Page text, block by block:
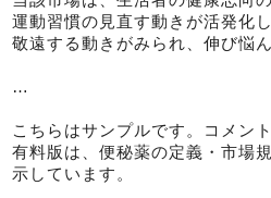
運動習慣の見直す動きが活発化
敬遠する動きがみられ、伸び悩ん
…
こちらはサンプルです。コメン
有料版は、便秘薬の定義・市場
示しています。